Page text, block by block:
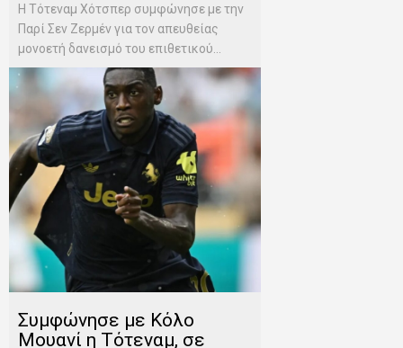
Η Τότεναμ Χότσπερ συμφώνησε με την
Παρί Σεν Ζερμέν για τον απευθείας
μονοετή δανεισμό του επιθετικού...
Συμφώνησε με Κόλο
Μουανί η Τότεναμ, σε